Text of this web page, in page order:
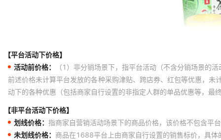
【平台活动下价格】
活动前价格：
（1）非分销场景下，指平台活动（不含分销场景的
前述价格未计算平台发放的各种采购津贴、跨店券、红包等优惠，
动下的各种优惠（包括商家自行设置的非指定人群的单品优惠等，
【非平台活动下价格】
划线价格： 指商家自营销活动场景下的商品价格，该价格不包含平
未划线价格： 商品在1688平台上由商家自行设置的销售标价，具